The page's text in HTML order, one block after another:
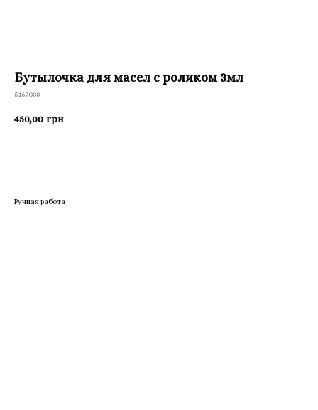
Бутылочка для масел с роликом 3мл
5167038
450,00 грн
Ручная работа